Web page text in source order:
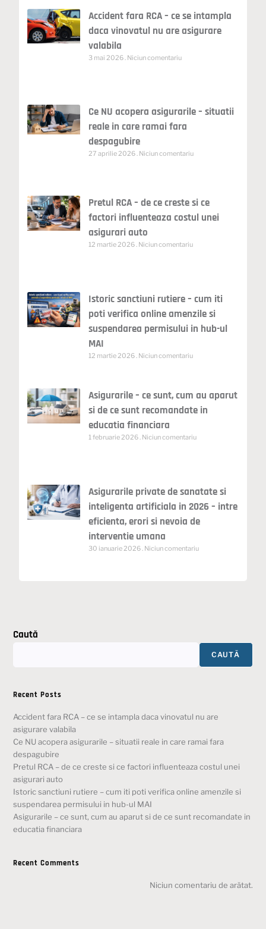
Accident fara RCA – ce se intampla
daca vinovatul nu are asigurare
valabila
3 mai 2026 Niciun comentariu
Ce NU acopera asigurarile – situatii
reale in care ramai fara
despagubire
27 aprilie 2026 Niciun comentariu
Pretul RCA – de ce creste si ce
factori influenteaza costul unei
asigurari auto
12 martie 2026 Niciun comentariu
Istoric sanctiuni rutiere – cum iti
poti verifica online amenzile si
suspendarea permisului in hub-ul
MAI
12 martie 2026 Niciun comentariu
Asigurarile – ce sunt, cum au aparut
si de ce sunt recomandate in
educatia financiara
1 februarie 2026 Niciun comentariu
Asigurarile private de sanatate si
inteligenta artificiala in 2026 – intre
eficienta, erori si nevoia de
interventie umana
30 ianuarie 2026 Niciun comentariu
Caută
CAUTĂ
Recent Posts
Accident fara RCA – ce se intampla daca vinovatul nu are
asigurare valabila
Ce NU acopera asigurarile – situatii reale in care ramai fara
despagubire
Pretul RCA – de ce creste si ce factori influenteaza costul unei
asigurari auto
Istoric sanctiuni rutiere – cum iti poti verifica online amenzile si
suspendarea permisului in hub-ul MAI
Asigurarile – ce sunt, cum au aparut si de ce sunt recomandate in
educatia financiara
Recent Comments
Niciun comentariu de arătat.